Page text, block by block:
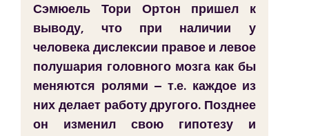
Сэмюель Тори Ортон пришел к
выводу, что при наличии у
человека дислексии правое и левое
полушария головного мозга как бы
меняются ролями – т.е. каждое из
них делает работу другого. Позднее
он изменил свою гипотезу и